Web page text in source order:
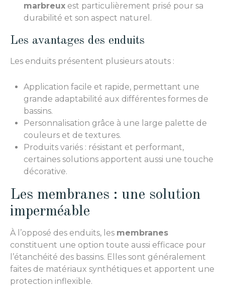
marbreux est particulièrement prisé pour sa
durabilité et son aspect naturel.
Les avantages des enduits
Les enduits présentent plusieurs atouts :
Application facile et rapide, permettant une
grande adaptabilité aux différentes formes de
bassins.
Personnalisation grâce à une large palette de
couleurs et de textures.
Produits variés : résistant et performant,
certaines solutions apportent aussi une touche
décorative.
Les membranes : une solution
imperméable
À l’opposé des enduits, les membranes
constituent une option toute aussi efficace pour
l’étanchéité des bassins. Elles sont généralement
faites de matériaux synthétiques et apportent une
protection inflexible.